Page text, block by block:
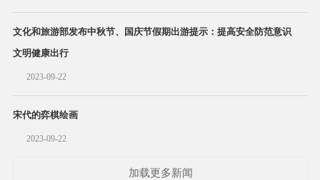
文化和旅游部发布中秋节、国庆节假期出游提示：提高安全防范意识
文明健康出行
2023-09-22
宋代的弈棋绘画
2023-09-22
加载更多新闻